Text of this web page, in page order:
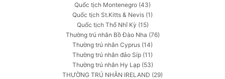
Quốc tịch Montenegro (43)
Quốc tịch St.Kitts & Nevis (1)
Quốc tịch Thổ Nhĩ Kỳ (15)
Thường trú nhân Bồ Đào Nha (76)
Thường trú nhân Cyprus (14)
Thường trú nhân đảo Síp (11)
Thường trú nhân Hy Lạp(53)
THƯỜNG TRÚ NHÂN IRELAND (29)